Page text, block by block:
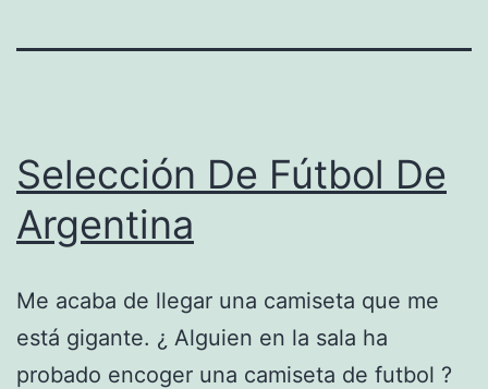
Selección De Fútbol De
Argentina
Me acaba de llegar una camiseta que me
está gigante. ¿ Alguien en la sala ha
probado encoger una camiseta de futbol ?